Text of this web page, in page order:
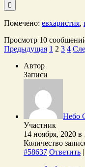
Помечено: евхаристия,
Просмотр 10
Предыдущая 1 2 3 4
Автор
Записи
Небо
Участник
14 ноября, 2020 в
Количество
#58637 Ответить |